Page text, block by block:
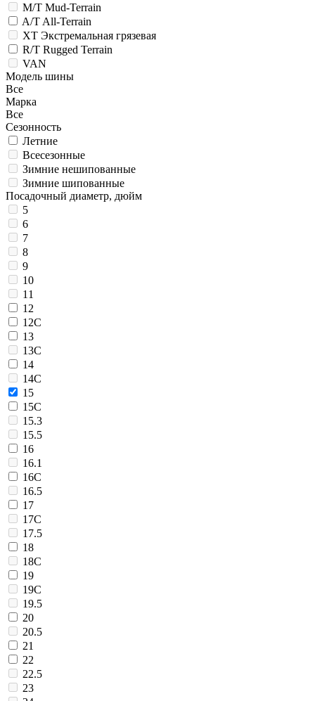
M/T Mud-Terrain
A/T All-Terrain
XT Экстремальная грязевая
R/T Rugged Terrain
VAN
Модель шины
Все
Марка
Все
Сезонность
Летние
Всесезонные
Зимние нешипованные
Зимние шипованные
Посадочный диаметр, дюйм
5
6
7
8
9
10
11
12
12C
13
13C
14
14C
15
15C
15.3
15.5
16
16.1
16C
16.5
17
17C
17.5
18
18C
19
19C
19.5
20
20.5
21
22
22.5
23